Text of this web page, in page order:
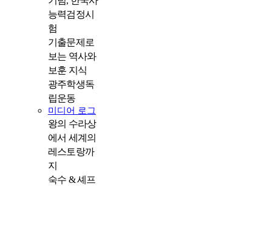
능력검정시
험
기출문제로
보는 역사와
보훈 지식
광주학생독
립운동
미디어 로그
왕의 수라상
에서 세계의
레스토랑까
지
숙수 & 셰프